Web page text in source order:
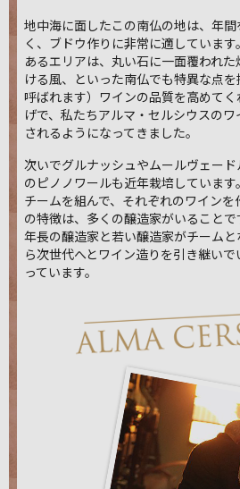
地中海に面したこの南仏の地は、年
く、ブドウ作りに非常に適していま
あるエリアは、丸い石に一面覆われ
ける風、といった南仏でも特異な点
呼ばれます）ワインの品質を高めて
げで、私たちアルマ・セルシウスの
されるようになってきました。
次いでグルナッシュやムールヴェー
のピノノワールも近年栽培していま
チームを組んで、それぞれのワイン
の特徴は、多くの醸造家がいることで
年長の醸造家と若い醸造家がチーム
ら次世代へとワイン造りを引き継い
っています。